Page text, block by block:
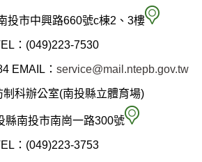
投市中興路660號c棟2、3樓 南
縣
：(049)223-7530
EMAIL： service@mail.ntepb.gov.tw
制科辦公室(南投縣立體育場)
縣南投市南崗一路300號 空
：(049)223-3753